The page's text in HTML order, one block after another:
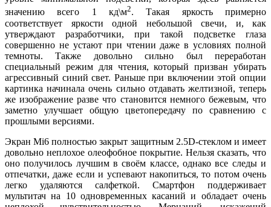
значению всего 1 кд\м2. Такая яркость примерно
соответствует яркости одной небольшой свечи, и, как
утверждают разработчики, при такой подсветке глаза
совершенно не устают при чтении даже в условиях полной
темноты. Также довольно сильно был переработан
специальный режим для чтения, который призван убирать
агрессивный синий свет. Раньше при включении этой опции
картинка начинала очень сильно отдавать желтизной, теперь
же изображение разве что становится немного бежевым, что
заметно улучшает общую цветопередачу по сравнению с
прошлыми версиями.
Экран Mi6 полностью закрыт защитным 2.5D-стеклом и имеет
довольно неплохое олеофобное покрытие. Нельзя сказать, что
оно получилось лучшим в своём классе, однако все следы и
отпечатки, даже если и успевают накопиться, то потом очень
легко удаляются салфеткой. Смартфон поддерживает
мультитач на 10 одновременных касаний и обладает очень